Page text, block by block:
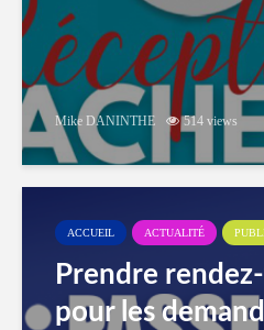
Mike DANINTHE 514 views
ACCUEIL ACTUALITÉ
Prendre
pour les